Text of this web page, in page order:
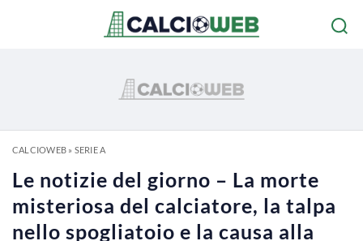
CALCIOWEB» SERIE A
Le notizie del giorno – La morte
misteriosa del calciatore, la talpa
nello spogliatoio e la causa alla